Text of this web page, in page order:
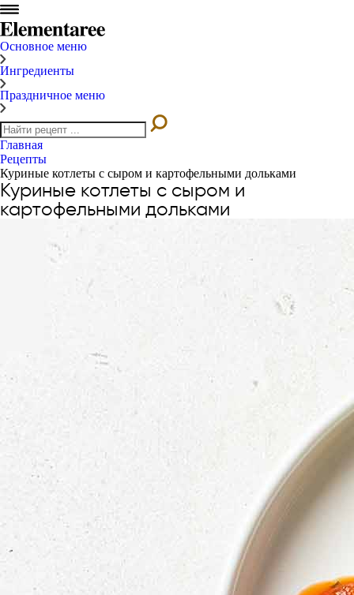
Основное меню
Ингредиенты
Праздничное меню
Главная
Рецепты
Куриные котлеты с сыром и картофельными дольками
Куриные котлеты с сыром и
картофельными дольками